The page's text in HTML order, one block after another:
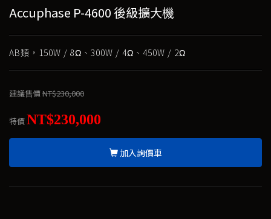
Accuphase P-4600 後級擴大機
AB類，150W / 8Ω、300W / 4Ω、450W / 2Ω
建議售價NT$230,000
特價NT$230,000
加入詢價車